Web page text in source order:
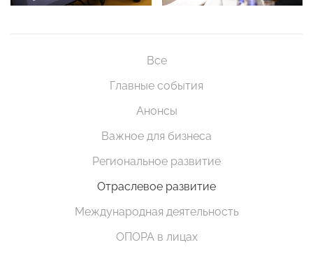
Все
Главные события
Анонсы
Важное для бизнеса
Региональное развитие
Отраслевое развитие
Международная деятельность
ОПОРА в лицах